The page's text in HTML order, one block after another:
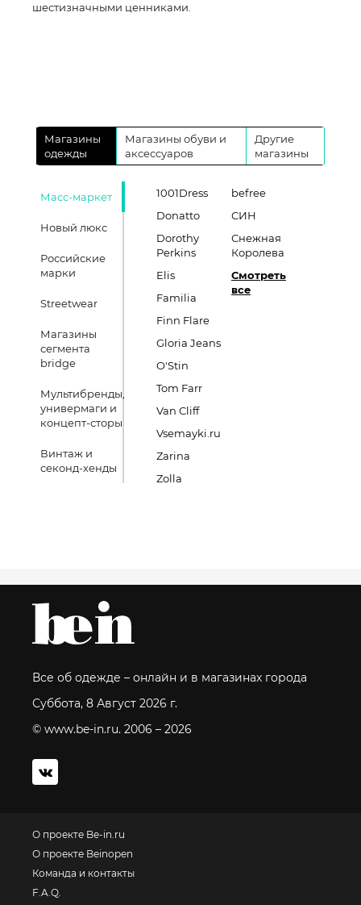
шестизначными ценниками.
Магазины
одежды
Магазины обуви и
аксессуаров
Другие
магазины
Масс-маркет
Новый люкс
Российские
марки
Streetwear
Магазины
сегмента
bridge
Мультибренды,
универмаги и
концепт-сторы
Винтаж и
секонд-хенды
1001Dress
Donatto
Dorothy
Perkins
Elis
Familia
Finn Flare
Gloria Jeans
O'Stin
Tom Farr
Van Cliff
Vsemayki.ru
Zarina
Zolla
befree
СИН
Снежная
Королева
Смотреть
все
Все об одежде – онлайн и в магазинах города
Суббота, 8 Август 2026 г.
© www.be-in.ru. 2006 – 2026
О проекте Be-in.ru
О проекте Beinopen
Команда и контакты
F.A.Q.